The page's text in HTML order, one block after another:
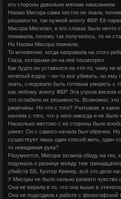
его стороны довольно мягким наказанием.
Наоми Мисора сама честно не знала,
решимости, так нужной агенту ФБР. Её
Мисора-Месила», в его словах было нечто
понимала, почему так получилось, то не
Но Наоми Мисора помнила.
То мгновение, когда направила на этого
Глаза, которыми он на неё посмотрел.
Как будто он уставился на что-то, чему не
нелепый вздор – он-то мог убивать, но ему
знать, следовало быть готовым умереть с
как любому агенту ФБР. Эта угроза
это ослабило их решимость. Возможно,
ржавчины. Но что с того? Учитывая, в
начнем с того, что у него никогда и не
Насколько жестоко с её стороны было
умеет. Он с самого начала был обречен. Но
существует лишь один способ жить, один
то невидимая рука?
Разумеется, Мисора затаила обиду на тех,
подумала о разнице между тем
убийств ББ, Куотер Квинер, всё это дело
У Мисоры не было сильно развито чувство
Она не верила в то, что она выше в
Она не подходила к работе с философской